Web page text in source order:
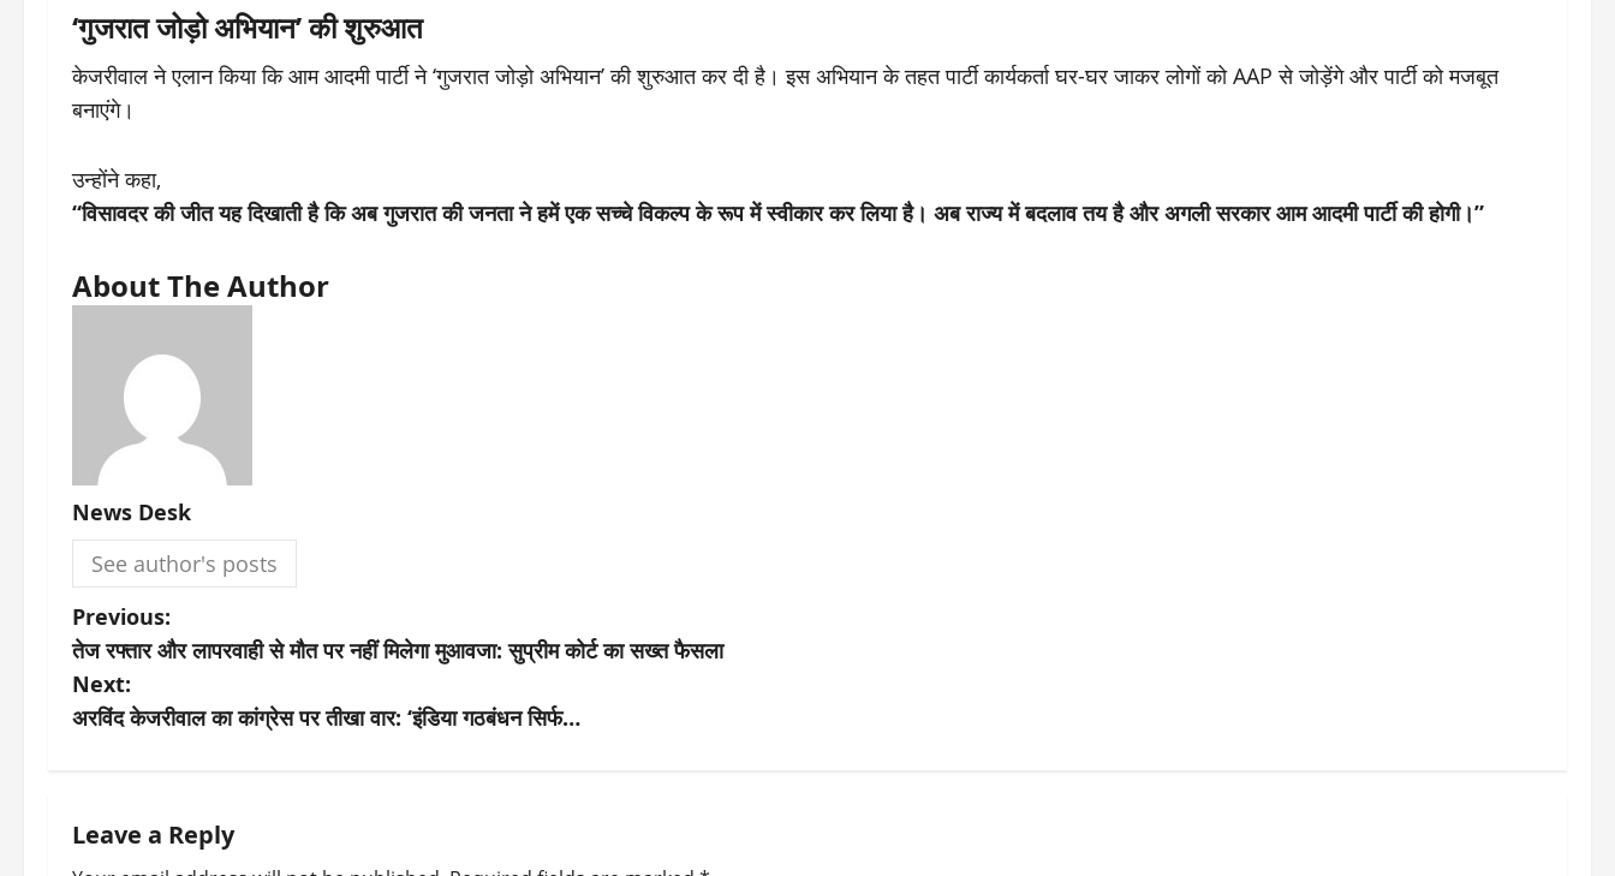
‘गुजरात जोड़ो अभियान’ की शुरुआत
केजरीवाल ने एलान किया कि आम आदमी पार्टी ने ‘गुजरात जोड़ो अभियान’ की शुरुआत कर दी है। इस अभियान के तहत पार्टी कार्यकर्ता घर-घर जाकर लोगों को AAP से जोड़ेंगे और पार्टी को मजबूत
बनाएंगे।
उन्होंने कहा,
“विसावदर की जीत यह दिखाती है कि अब गुजरात की जनता ने हमें एक सच्चे विकल्प के रूप में स्वीकार कर लिया है। अब राज्य में बदलाव तय है और अगली सरकार आम आदमी पार्टी की होगी।”
About The Author
News Desk
See author's posts
P
o
s
n
Previous:
तेज रफ्तार और लापरवाही से मौत पर नहीं मिलेगा मुआवजा: सुप्रीम कोर्ट का सख्त फैसला
Next:
अरविंद केजरीवाल का कांग्रेस पर तीखा वार: ‘इंडिया गठबंधन सिर्फ…
Leave a Reply